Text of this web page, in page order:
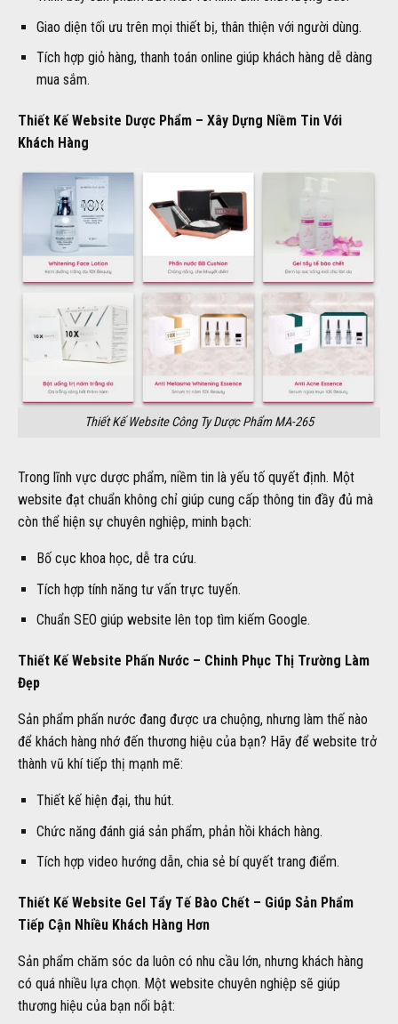
Giao diện tối ưu trên mọi thiết bị, thân thiện với người dùng.
Tích hợp giỏ hàng, thanh toán online giúp khách hàng dễ dàng
mua sắm.
Thiết Kế Website Dược Phẩm – Xây Dựng Niềm Tin Với
Khách Hàng
Thiết Kế Website Công Ty Dược Phẩm MA-265
Trong lĩnh vực dược phẩm, niềm tin là yếu tố quyết định. Một
website đạt chuẩn không chỉ giúp cung cấp thông tin đầy đủ mà
còn thể hiện sự chuyên nghiệp, minh bạch:
Bố cục khoa học, dễ tra cứu.
Tích hợp tính năng tư vấn trực tuyến.
Chuẩn SEO giúp website lên top tìm kiếm Google.
Thiết Kế Website Phấn Nước – Chinh Phục Thị Trường Làm
Đẹp
Sản phẩm phấn nước đang được ưa chuộng, nhưng làm thế nào
để khách hàng nhớ đến thương hiệu của bạn? Hãy để website trở
thành vũ khí tiếp thị mạnh mẽ:
Thiết kế hiện đại, thu hút.
Chức năng đánh giá sản phẩm, phản hồi khách hàng.
Tích hợp video hướng dẫn, chia sẻ bí quyết trang điểm.
Thiết Kế Website Gel Tẩy Tế Bào Chết – Giúp Sản Phẩm
Tiếp Cận Nhiều Khách Hàng Hơn
Sản phẩm chăm sóc da luôn có nhu cầu lớn, nhưng khách hàng
có quá nhiều lựa chọn. Một website chuyên nghiệp sẽ giúp
thương hiệu của bạn nổi bật: